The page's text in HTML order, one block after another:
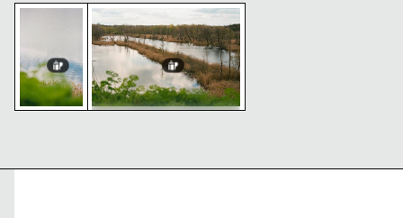
Ruhiger Schwan auf einem stillen See mit Schilf
auf einem
Idyllische Köppchensee-Landschaft in